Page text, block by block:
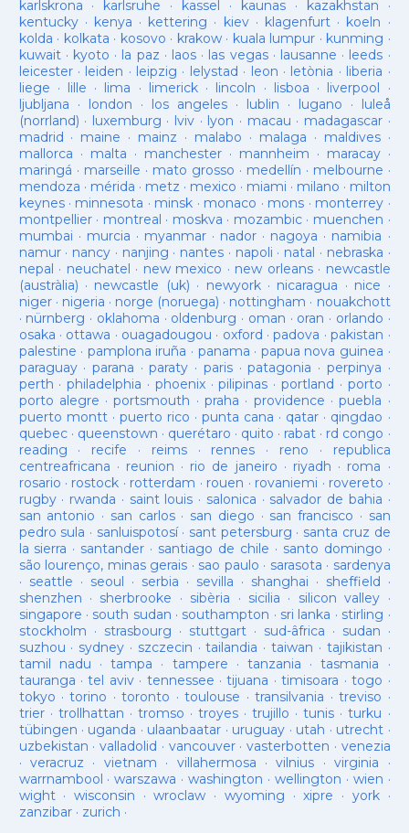
karlskrona · karlsruhe · kassel · kaunas· kazakhstan ·
kentucky· kenya · kettering · kiev· klagenfurt · koeln ·
kolda · kolkata · kosovo · krakow· kuala lumpur · kunming ·
kuwait· kyoto · la paz · laos· las vegas· lausanne · leeds ·
leicester· leiden · leipzig · lelystad · leon · letònia · liberia ·
liege · lille · lima · limerick· lincoln · lisboa · liverpool ·
ljubljana · london · los angeles· lublin · lugano · luleå
(norrland) · luxemburg · lviv · lyon · macau · madagascar·
madrid · maine · mainz · malabo · malaga · maldives·
mallorca · malta · manchester· mannheim · maracay·
maringá · marseille · mato grosso · medellín · melbourne ·
mendoza · mérida · metz · mexico · miami · milano · milton
keynes· minnesota · minsk · monaco · mons · monterrey ·
montpellier· montreal · moskva · mozambic· muenchen ·
mumbai · murcia · myanmar· nador · nagoya · namibia ·
namur· nancy · nanjing · nantes · napoli · natal · nebraska ·
nepal · neuchatel · new mexico · new orleans· newcastle
(austràlia) · newcastle (uk) · newyork· nicaragua · nice ·
niger· nigeria · norge (noruega) · nottingham · nouakchott
· nürnberg · oklahoma · oldenburg · oman · oran · orlando ·
osaka · ottawa · ouagadougou · oxford ·padova ·pakistan ·
palestine · pamplona iruña · panama · papua nova guinea ·
paraguay· parana ·paraty · paris·patagonia · perpinya ·
perth ·philadelphia · phoenix·pilipinas ·portland · porto ·
porto alegre ·portsmouth ·praha · providence ·puebla ·
puerto montt· puerto rico ·punta cana · qatar · qingdao ·
quebec· queenstown · querétaro · quito · rabat · rd congo ·
reading · recife · reims· rennes · reno · republica
centreafricana · reunion · rio de janeiro · riyadh · roma ·
rosario · rostock · rotterdam · rouen · rovaniemi · rovereto ·
rugby· rwanda · saint louis · salonica · salvador de bahia ·
san antonio · san carlos· san diego · san francisco · san
pedro sula · sanluispotosí· sant petersburg · santa cruz de
la sierra · santander · santiago de chile · santo domingo ·
são lourenço, minas gerais · sao paulo · sarasota · sardenya
· seattle · seoul · serbia · sevilla · shanghai · sheffield ·
shenzhen · sherbrooke · sibèria · sicilia · silicon valley ·
singapore · south sudan · southampton · sri lanka · stirling ·
stockholm · strasbourg · stuttgart· sud-âfrica · sudan ·
suzhou · sydney · szczecin ·tailandia ·taiwan · tajikistan ·
tamil nadu ·tampa · tampere · tanzania ·tasmania ·
tauranga ·tel aviv· tennessee ·tijuana ·timisoara ·togo ·
tokyo ·torino ·toronto ·toulouse ·transilvania ·treviso ·
trier· trollhattan · tromso · troyes·trujillo ·tunis ·turku ·
tübingen · uganda · ulaanbaatar · uruguay · utah · utrecht ·
uzbekistan · valladolid · vancouver· vasterbotten · venezia
· veracruz · vietnam · villahermosa ·vilnius ·virginia ·
warrnambool ·warszawa ·washington · wellington · wien ·
wight· wisconsin ·wroclaw · wyoming ·xipre · york·
zanzibar· zurich ·